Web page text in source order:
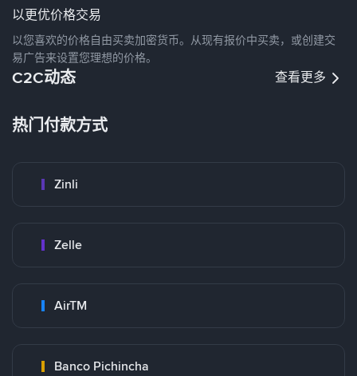
以更优价格交易
以您喜欢的价格自由买卖加密货币。从现有报价中买卖，或创建交
易广告来设置您理想的价格。
C2C动态 查看更多
热门付款方式
Zinli
Zelle
AirTM
Banco Pichincha